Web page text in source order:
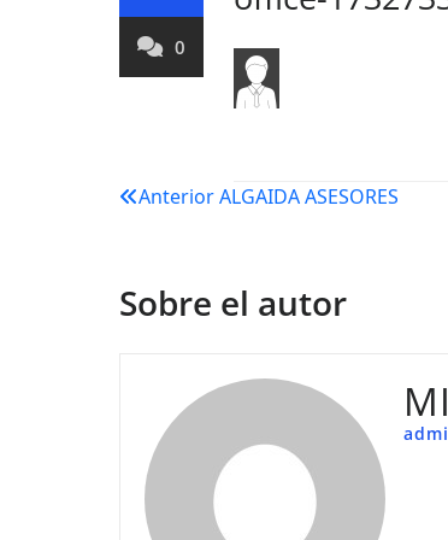
0
Navegación
entradas
AnteriorALGAIDA ASESORES
Sobre el autor